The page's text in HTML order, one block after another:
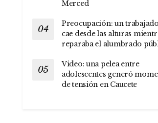
Merced
Preocupación: un
cae desde las alturas
reparaba el alumbrado
Video: una pelea entre
adolescentes generó
de tensión en Caucete